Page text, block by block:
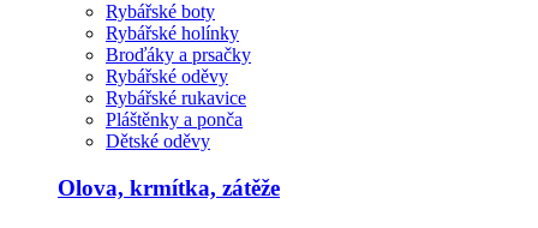
Rybářské boty
Rybářské holínky
Broďáky a prsačky
Rybářské oděvy
Rybářské rukavice
Pláštěnky a ponča
Dětské oděvy
Olova, krmítka, zátěže